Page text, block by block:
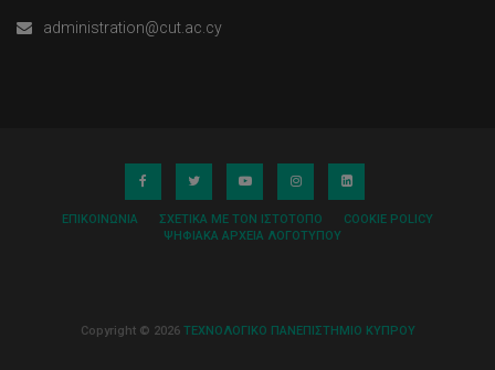
administration@cut.ac.cy
ΕΠΙΚΟΙΝΩΝΊΑ ΣΧΕΤΙΚΆ ΜΕ ΤΟΝ ΙΣΤΌΤΟΠΟ
COOKIE POLICY
ΨΗΦΙΑΚΆ ΑΡΧΕΊΑ ΛΟΓΌΤΥΠΟΥ
Copyright © 2026 ΤΕΧΝΟΛΟΓΙΚΟ ΠΑΝΕΠΙΣΤΗΜΙΟ ΚΥΠΡΟΥ